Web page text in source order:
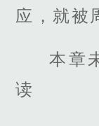
应，就被
本章
读